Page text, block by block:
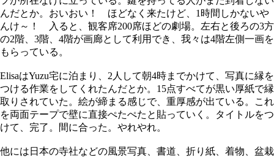
んだとか。おいおい！ ほどなく来たけど、1時間しかないや
んけ～！ 入ると、観客席200席ほどの劇場。左右と後ろの3方
の2階、3階、4階が画廊として利用でき、我々は4階左側一画を
もらっている。
ElisaはYuzu宅に泊まり、2人して朝4時までかけて、写真に縁を
つける作業をしてくれたんだとか。15点すべてが黒い厚紙で縁
取りされていた。絵が締まる感じで、重厚感が出ている。これ
を両面テープで壁に直接ぺたぺたと貼っていく。タイトルをつ
けて、完了。間に合った。やれやれ。
他には日本の寺社などの風景写真、書道、折り紙、着物、盆栽